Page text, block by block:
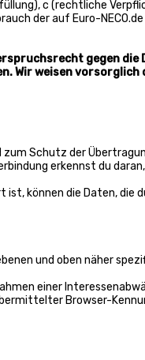
c (rechtliche
der auf Euro-
gegen
Wir weisen
Schutz der
erkennst du
ist, können die Daten,
und oben näher
einer
Browser-